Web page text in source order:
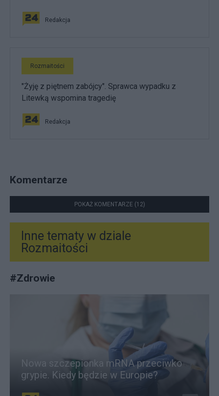
Redakcja
Rozmaitości
"Żyję z piętnem zabójcy". Sprawca wypadku z
Litewką wspomina tragedię
Redakcja
Komentarze
POKAŻ KOMENTARZE (12)
Inne tematy w dziale
Rozmaitości
#Zdrowie
Nowa szczepionka mRNA przeciwko
grypie. Kiedy będzie w Europie?